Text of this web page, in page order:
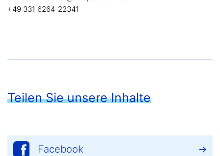
+49 331 6264-22341
Teilen Sie unsere Inhalte
Facebook